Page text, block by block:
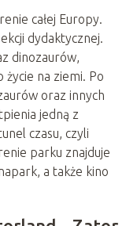
całej Europy.
dydaktycznej.
dinozaurów,
życie na ziemi. Po
oraz innych
jedną z
czasu, czyli
parku znajduje
a także kino